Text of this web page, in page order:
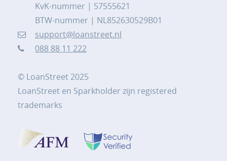
KvK-nummer | 57555621
BTW-nummer | NL852630529B01
support@loanstreet.nl
088 88 11 222
© LoanStreet 2025
LoanStreet en Sparkholder zijn registered
trademarks